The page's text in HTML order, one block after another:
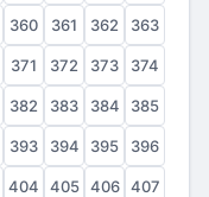
360 361 362 363
371 372 373 374
382 383 384 385
393 394 395 396
404 405 406 407